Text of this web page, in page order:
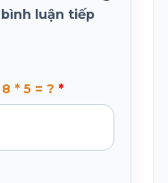
luận tiếp
* 5 = ?